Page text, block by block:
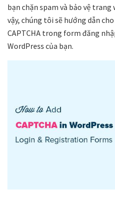
bạn chặn spam và bảo vệ trang
vậy, chúng tôi sẽ hướng dẫn
CAPTCHA trong form đăng
WordPress của bạn.